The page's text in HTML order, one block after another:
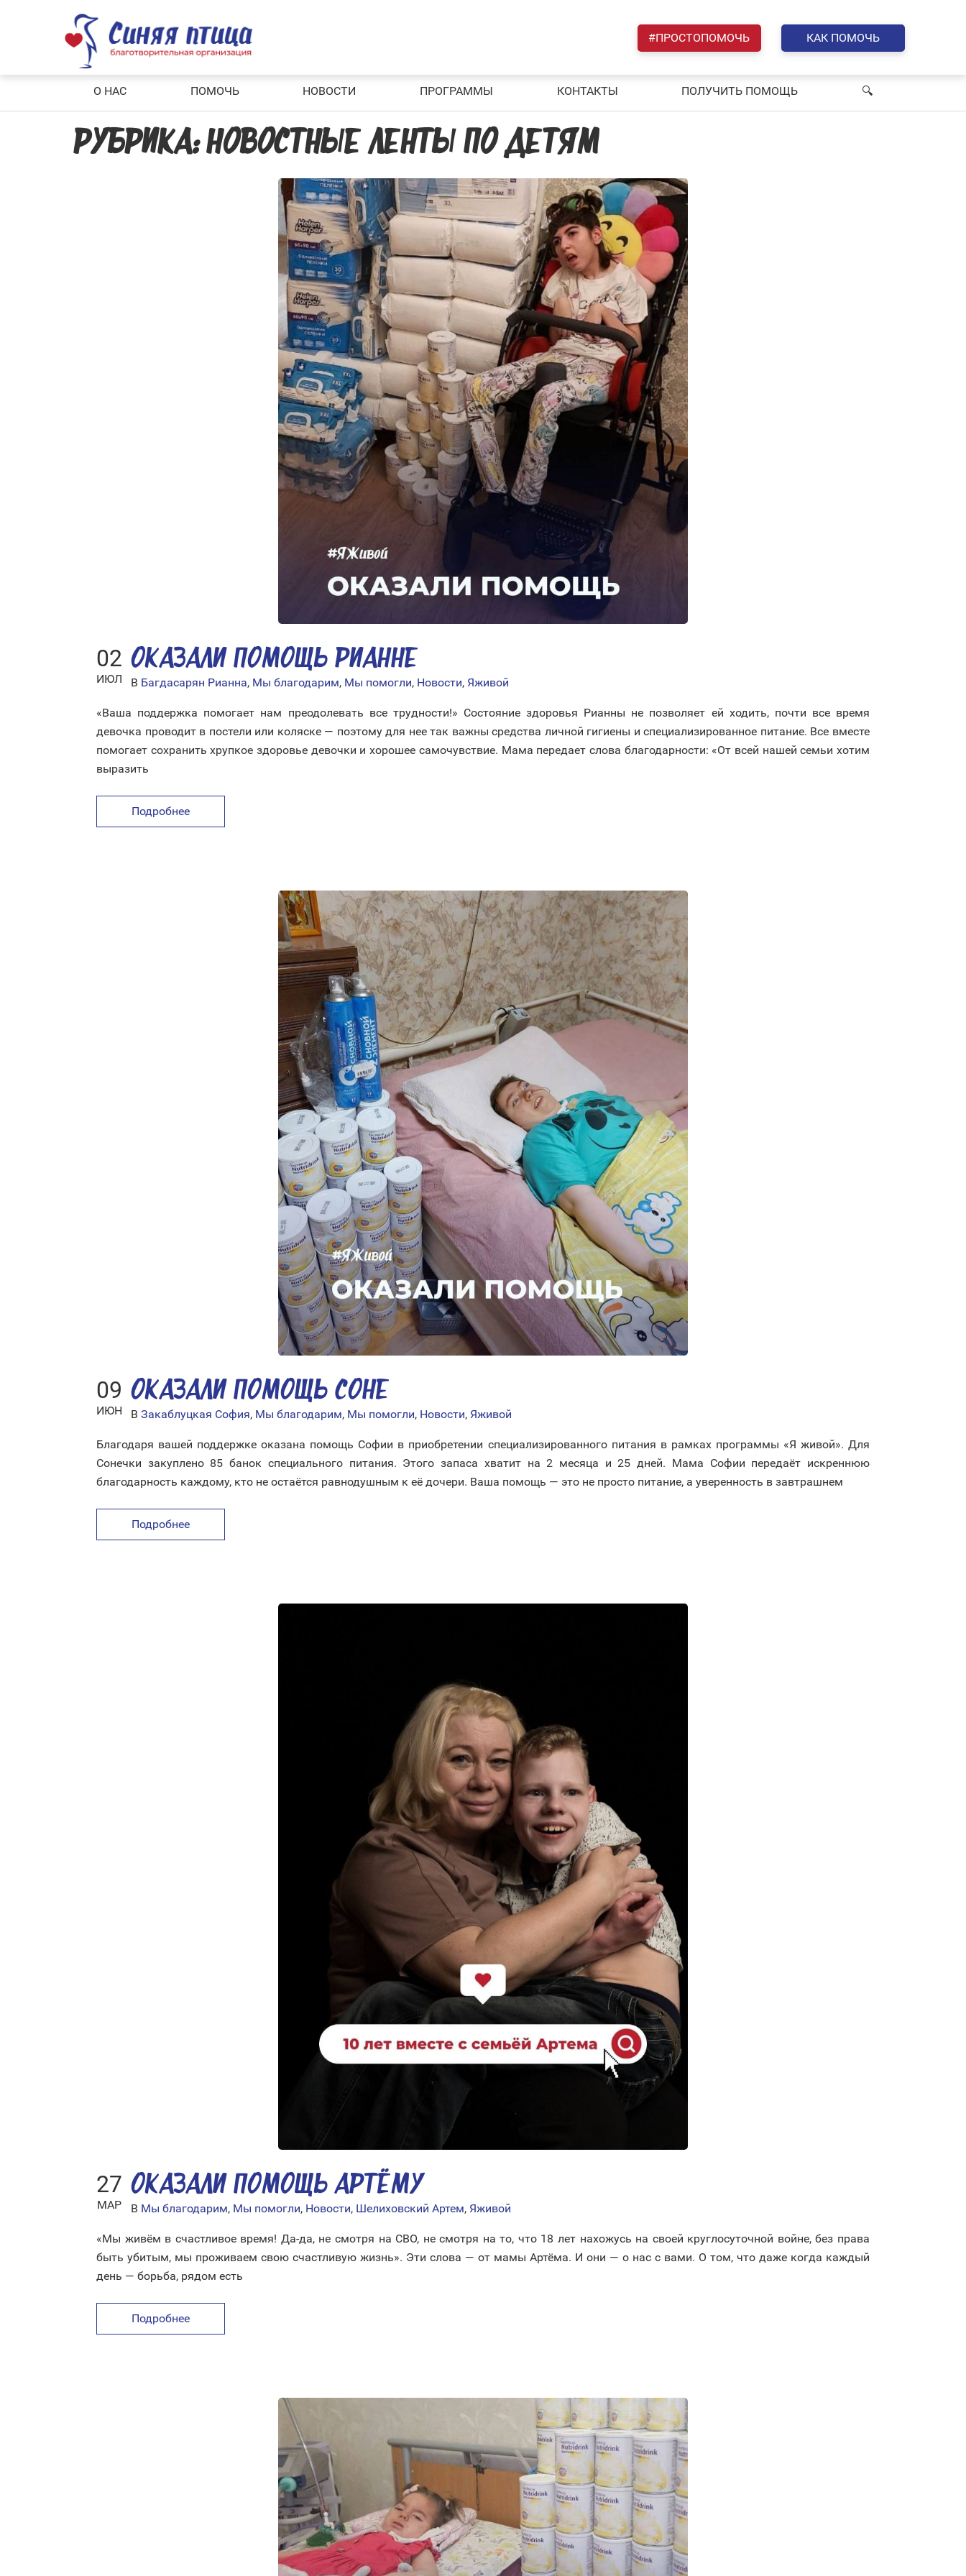
#ПРОСТОПОМОЧЬ КАК ПОМОЧЬ
О НАС ПОМОЧЬ НОВОСТИ ПРОГРАММЫ КОНТАКТЫ ПОЛУЧИТЬ ПОМОЩЬ 🔍︎
РУБРИКА: НОВОСТНЫЕ ЛЕНТЫ ПО ДЕТЯМ
02
ИЮЛ
ОКАЗАЛИ ПОМОЩЬ РИАННЕ
В Багдасарян Рианна, Мы благодарим, Мы помогли, Новости, Яживой
«Ваша поддержка помогает нам преодолевать все трудности!» Состояние здоровья Рианны не позволяет ей ходить, почти все время
девочка проводит в постели или коляске — поэтому для нее так важны средства личной гигиены и специализированное питание. Все вместе
помогает сохранить хрупкое здоровье девочки и хорошее самочувствие. Мама передает слова благодарности: «От всей нашей семьи хотим
выразить
Подробнее
09
ИЮН
ОКАЗАЛИ ПОМОЩЬ СОНЕ
В Закаблуцкая София, Мы благодарим, Мы помогли, Новости, Яживой
Благодаря вашей поддержке оказана помощь Софии в приобретении специализированного питания в рамках программы «Я живой». Для
Сонечки закуплено 85 банок специального питания. Этого запаса хватит на 2 месяца и 25 дней. Мама Софии передаёт искреннюю
благодарность каждому, кто не остаётся равнодушным к её дочери. Ваша помощь — это не просто питание, а уверенность в завтрашнем
Подробнее
27
МАР
ОКАЗАЛИ ПОМОЩЬ АРТЁМУ
В Мы благодарим, Мы помогли, Новости, Шелиховский Артем, Яживой
«Мы живём в счастливое время! Да-да, не смотря на СВО, не смотря на то, что 18 лет нахожусь на своей круглосуточной войне, без права
быть убитым, мы проживаем свою счастливую жизнь». Эти слова — от мамы Артёма. И они — о нас с вами. О том, что даже когда каждый
день — борьба, рядом есть
Подробнее